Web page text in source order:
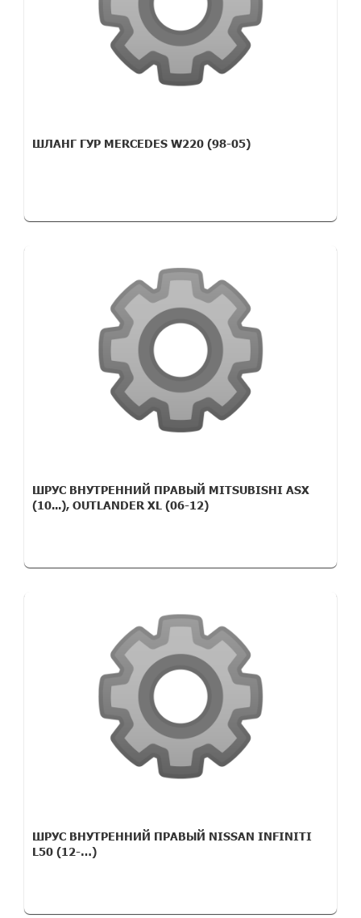
ШЛАНГ ГУР MERCEDES W220 (98-05)
ШРУС ВНУТРЕННИЙ ПРАВЫЙ MITSUBISHI ASX
(10...), OUTLANDER XL (06-12)
ШРУС ВНУТРЕННИЙ ПРАВЫЙ NISSAN INFINITI
L50 (12-…)